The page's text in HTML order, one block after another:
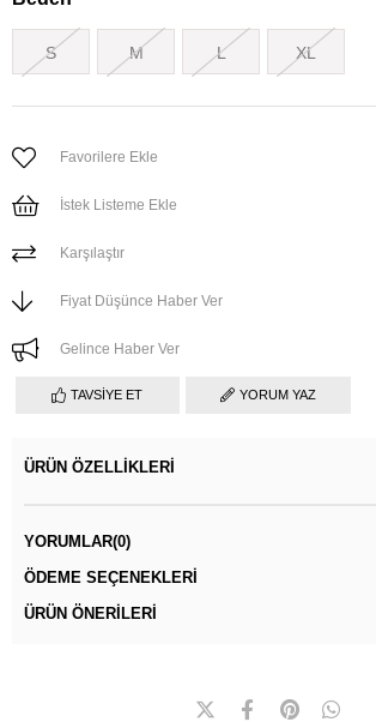
S M L XL
Favorilere Ekle
İstek Listeme Ekle
Karşılaştır
Fiyat Düşünce Haber Ver
Gelince Haber Ver
TAVSIYE ET YORUM YAZ
ÜRÜN ÖZELLIKLERI
YORUMLAR(0)
ÖDEME SEÇENEKLERI
ÜRÜN ÖNERILERI